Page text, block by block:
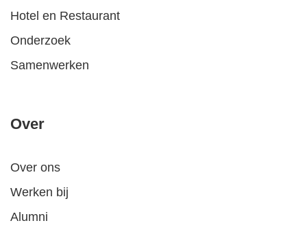
Hotel en Restaurant
Onderzoek
Samenwerken
Over
Over ons
Werken bij
Alumni